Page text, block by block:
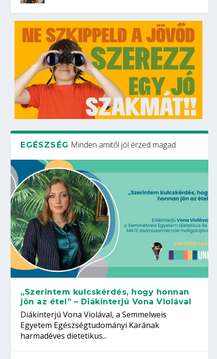
EGÉSZSÉG Minden amitől jól érzed magad
„Szerintem kulcskérdés, hogy honnan
jön az étel” – Diákinterjú Vona Violával
Diákinterjú Vona Violával, a Semmelweis
Egyetem Egészségtudományi Karának
harmadéves dietetikus...